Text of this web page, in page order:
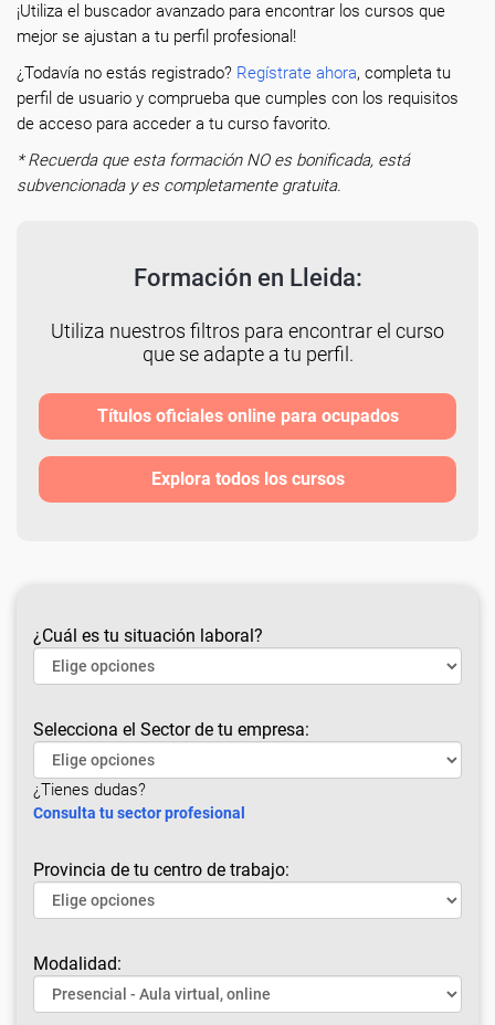
¡Utiliza el buscador avanzado para encontrar los cursos que
mejor se ajustan a tu perfil profesional!
¿Todavía no estás registrado? Regístrate ahora, completa tu
perfil de usuario y comprueba que cumples con los requisitos
de acceso para acceder a tu curso favorito.
* Recuerda que esta formación NO es bonificada, está
subvencionada y es completamente gratuita.
Formación en Lleida:
Utiliza nuestros filtros para encontrar el curso
que se adapte a tu perfil.
Títulos oficiales online para ocupados
Explora todos los cursos
¿Cuál es tu situación laboral?
Selecciona el Sector de tu empresa:
¿Tienes dudas?
Consulta tu sector profesional
Provincia de tu centro de trabajo:
Modalidad: